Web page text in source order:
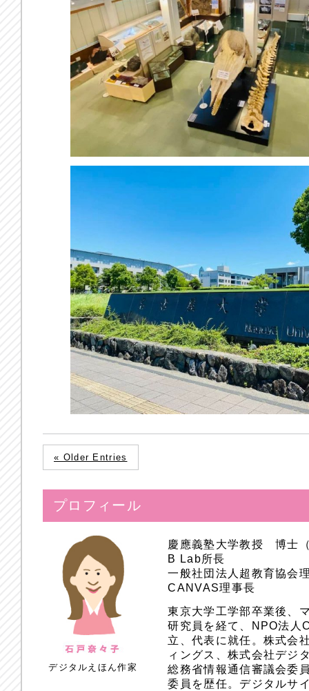
« Older Entries
プロフィール
デジタルえほん作家
慶應義塾大学教授 博士
B Lab所長
一般社団法人超教育協会
CANVAS理事長
東京大学工学部卒業後、
研究員を経て、NPO法人
立、代表に就任。株式会
ィングス、株式会社デジ
総務省情報通信審議会委
委員を歴任。デジタルサ